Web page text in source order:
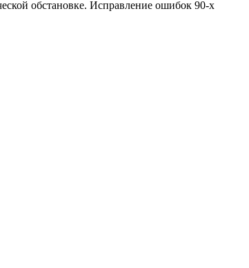
обстановке. Исправление ошибок 90-х